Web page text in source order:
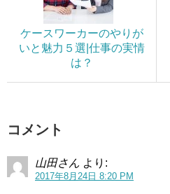
ケースワーカーのやりが
いと魅力５選|仕事の実情
は？
コメント
山田さん より:
2017年8月24日 8:20 PM